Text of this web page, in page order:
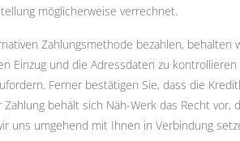
möglicherweise verrechnet.
Zahlungsmethode bezahlen, behalten
Einzug und die Adressdaten zu
Ferner bestätigen Sie, dass die
behält sich Näh-Werk das Recht
uns umgehend mit Ihnen in Verbindung